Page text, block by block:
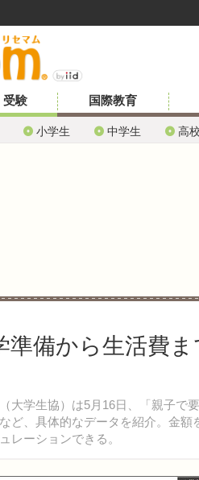
受験
小学生 中学生 高
国際教育
準備から生活費
大学生協）は5月16日、「親子で
ど、具体的なデータを紹介。金
レーションできる。